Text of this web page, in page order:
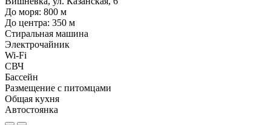
До моря: 800 м
До центра: 350 м
Стиральная машина
Электрочайник
Wi-Fi
СВЧ
Бассейн
Размещение с питомцами
Общая кухня
Автостоянка